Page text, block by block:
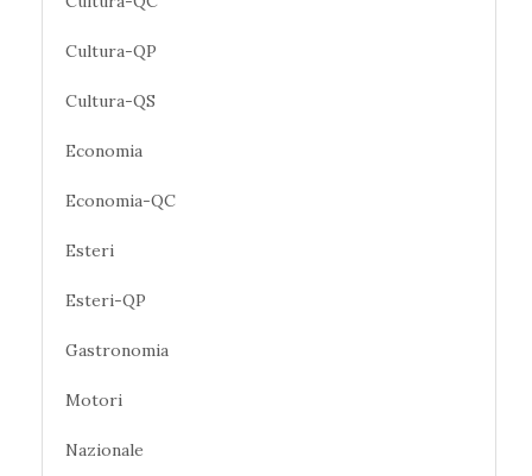
Cultura-QP
Cultura-QS
Economia
Economia-QC
Esteri
Esteri-QP
Gastronomia
Motori
Nazionale